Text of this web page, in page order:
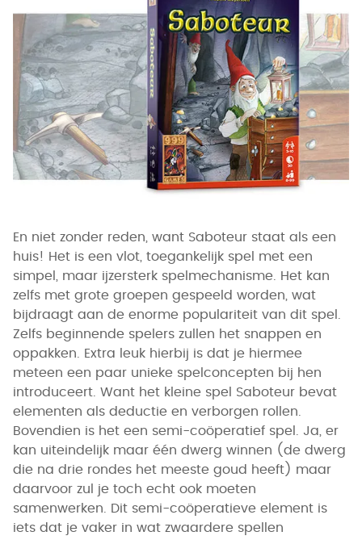
En niet zonder reden, want Saboteur staat als een
huis! Het is een vlot, toegankelijk spel met een
simpel, maar ijzersterk spelmechanisme. Het kan
zelfs met grote groepen gespeeld worden, wat
bijdraagt aan de enorme populariteit van dit spel.
Zelfs beginnende spelers zullen het snappen en
oppakken. Extra leuk hierbij is dat je hiermee
meteen een paar unieke spelconcepten bij hen
introduceert. Want het kleine spel Saboteur bevat
elementen als deductie en verborgen rollen.
Bovendien is het een semi-coöperatief spel. Ja, er
kan uiteindelijk maar één dwerg winnen (de dwerg
die na drie rondes het meeste goud heeft) maar
daarvoor zul je toch echt ook moeten
samenwerken. Dit semi-coöperatieve element is
iets dat je vaker in wat zwaardere spellen